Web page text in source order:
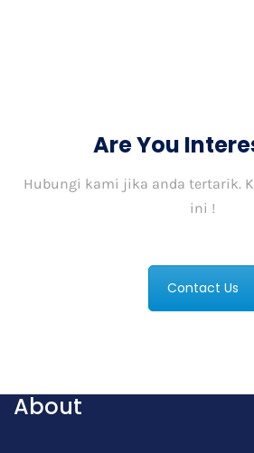
Are You
Hubungi kami jika anda tertarik.
ini !
Contact Us
About